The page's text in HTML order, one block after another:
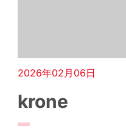
2026年02月06日
krone